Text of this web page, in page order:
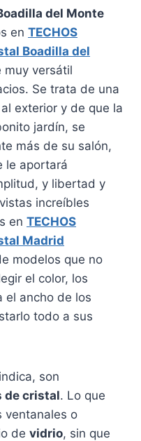
del Monte
en TECHOS
Boadilla del
muy versátil
Se trata de una
exterior y de que la
jardín, se
más de su salón,
le aportará
y libertad y
increíbles
en TECHOS
Madrid
modelos que no
el color, los
el ancho de los
todo a sus
son
de cristal. Lo que
ventanales o
de vidrio, sin que